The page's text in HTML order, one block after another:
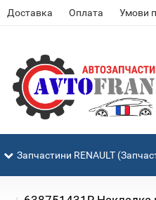
Доставка Оплата Умови
Запчастини RENAULT